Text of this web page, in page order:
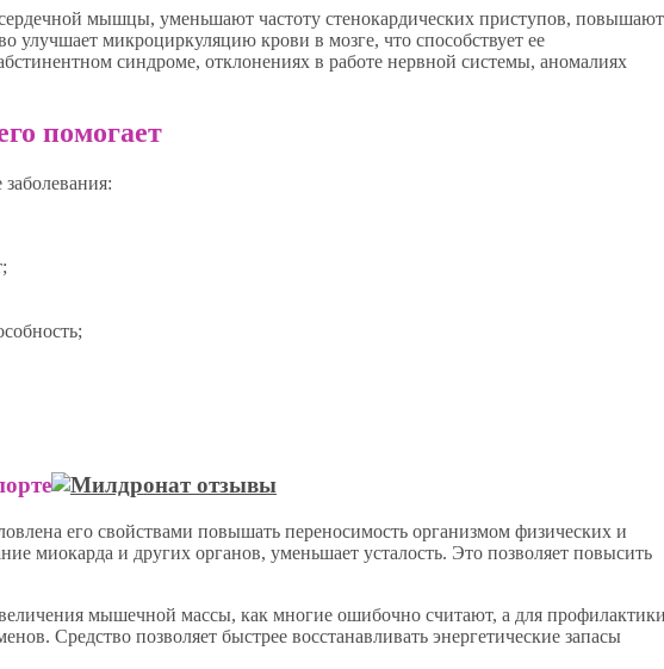
мышцы, уменьшают частоту стенокардических приступов, повышают
улучшает микроциркуляцию крови в мозге, что способствует ее
синдроме, отклонениях в работе нервной системы, аномалиях
помогает
его свойствами повышать переносимость организмом физических и
миокарда и других органов, уменьшает усталость. Это позволяет повысить
мышечной массы, как многие ошибочно считают, а для
Средство позволяет быстрее восстанавливать энергетические запасы